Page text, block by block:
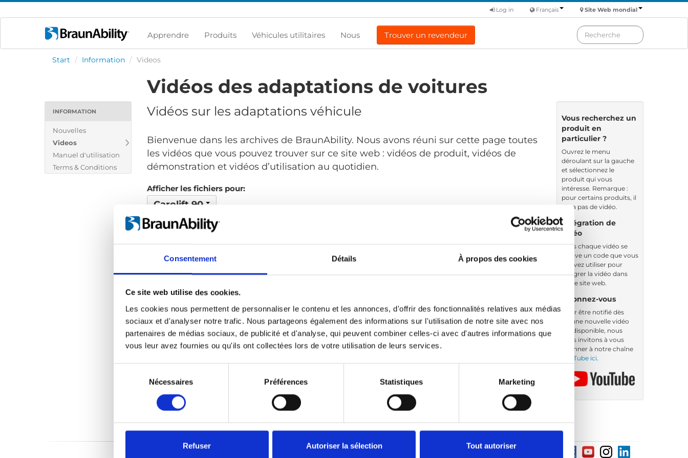
Consentement Détails À propos des cookies
Ce site web utilise des cookies.
Les cookies nous permettent de personnaliser le contenu et les annonces, d'offrir des fonctionnalités relatives aux médias
sociaux et d'analyser notre trafic. Nous partageons également des informations sur l'utilisation de notre site avec nos
partenaires de médias sociaux, de publicité et d'analyse, qui peuvent combiner celles-ci avec d'autres informations que
vous leur avez fournies ou qu'ils ont collectées lors de votre utilisation de leurs services.
consentement
Nécessaires Préférences Statistiques Marketing
Refuser Autoriser la sélection Tout autoriser
Site Web mondial
Français
Log in
Apprendre Produits Véhicules utilitaires Nous Trouver un revendeur
Start / Information / Videos
INFORMATION
Nouvelles
Videos
Manuel d'utilisation
Terms & Conditions
Vidéos des adaptations de voitures
Vidéos sur les adaptations véhicule
Bienvenue dans les archives de BraunAbility. Nous avons réuni sur cette page toutes
les vidéos que vous pouvez trouver sur ce site web : vidéos de produit, vidéos de
démonstration et vidéos d’utilisation au quotidien.
Afficher les fichiers pour:
Carolift 90
Aucun fichier trouvé... Commandé par: Date
Précédent 1
Vous recherchez un
produit en
particulier ?
Ouvrez le menu
déroulant sur la gauche
et sélectionnez le
produit qui vous
intéresse. Remarque :
pour certains produits, il
n’y a pas de vidéo.
Intégration de
vidéo
Sous chaque vidéo se
trouve un code que vous
pouvez utiliser pour
intégrer la vidéo dans
votre site web.
Abonnez-vous
Pour être notifié dès
qu’une nouvelle vidéo
est disponible, nous
vous invitons à vous
abonner à notre chaîne
YouTube ici.